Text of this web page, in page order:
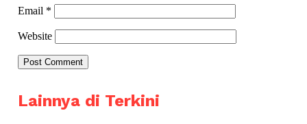
Email *
Website
Lainnya di Terkini